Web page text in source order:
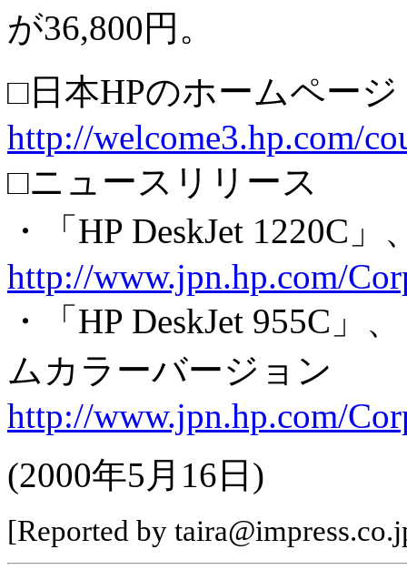
が36,800円。
□日本HPのホームページ
http://welcome3.hp.com/
□ニュースリリース
・「HP DeskJet 1220C
http://www.jpn.hp.com/
・「HP DeskJet 955C」
ムカラーバージョン
http://www.jpn.hp.com/
(2000年5月16日)
[Reported by